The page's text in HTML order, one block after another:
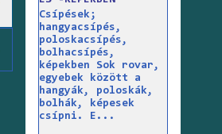
Csípések;
hangyacsípés,
poloskacsípés,
bolhacsípés,
képekben Sok rovar,
egyebek között a
hangyák, poloskák,
bolhák, képesek
csípni. E...